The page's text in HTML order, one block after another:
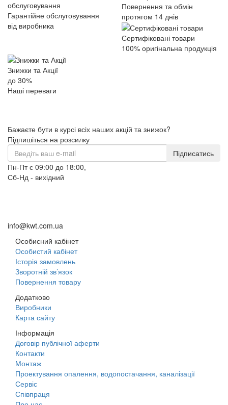
Гарантійне обслуговування
від виробника
Повернення та обмін
протягом 14 днів
Сертифіковані товари
100% оригінальна продукція
Знижки та Акції
до 30%
Наші переваги
Бажаєте бути в курсі всіх наших акцій та знижок?
Підпишіться на розсилку
Підписатись
Пн-Пт с 09:00 до 18:00,
Сб-Нд - вихідний
info@kwt.com.ua
Особисний кабінет
Особистий кабінет
Історія замовлень
Зворотній зв’язок
Повернення товару
Додатково
Виробники
Карта сайту
Інформація
Договір публічної аферти
Контакти
Монтаж
Проектування опалення, водопостачання, каналізації
Сервіс
Співпраця